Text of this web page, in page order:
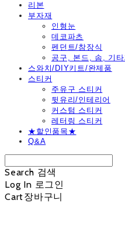
리본
부자재
인형눈
데코파츠
펜던트/참장식
공구, 본드, 솜, 기타
스와치/DIY키트/완제품
스티커
주유구 스티커
뒷유리/인테리어
커스텀 스티커
레터링 스티커
★할인품목★
Q&A
Search 검색
Log In 로그인
Cart장바구니